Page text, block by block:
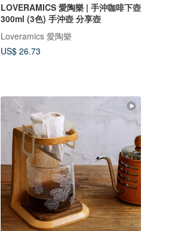
LOVERAMICS 愛陶樂 | 手沖咖啡下壺
300ml (3色) 手沖壺 分享壺
Loveramics 愛陶樂
US$ 26.73